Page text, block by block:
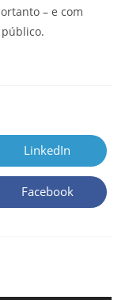
– e com
LinkedIn
Facebook